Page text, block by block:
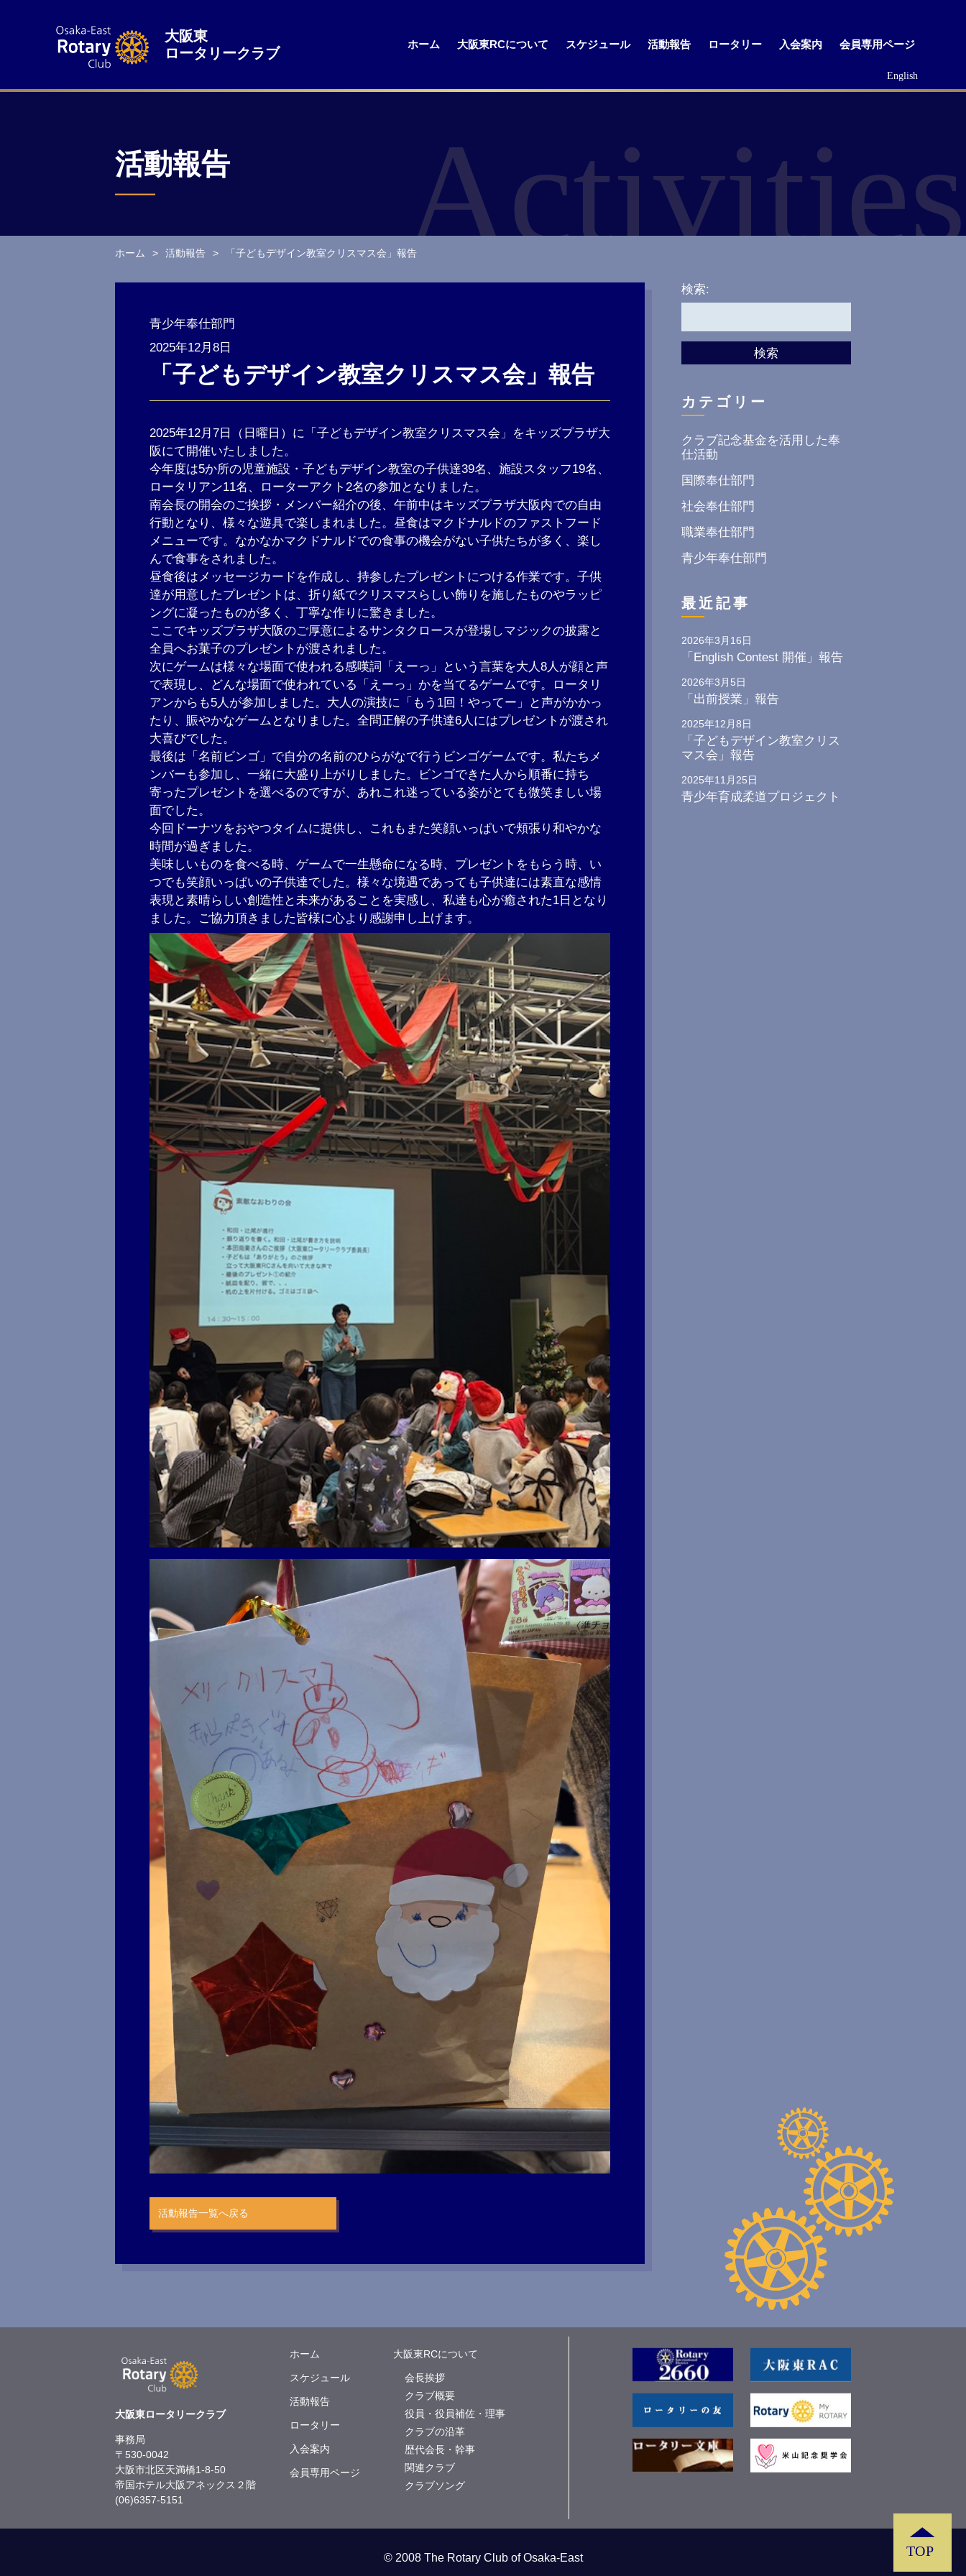
大阪東
ロータリークラブ
ホーム 大阪東RCについて スケジュール 活動報告 ロータリー 入会案内 会員専用ページ
English
活動報告 Activities
ホーム 活動報告 「子どもデザイン教室クリスマス会」報告
青少年奉仕部門
2025年12月8日
「子どもデザイン教室クリスマス会」報告
2025年12月7日（日曜日）に「子どもデザイン教室クリスマス会」をキッズプラザ大
阪にて開催いたしました。
今年度は5か所の児童施設・子どもデザイン教室の子供達39名、施設スタッフ19名、
ロータリアン11名、ローターアクト2名の参加となりました。
南会長の開会のご挨拶・メンバー紹介の後、午前中はキッズプラザ大阪内での自由
行動となり、様々な遊具で楽しまれました。昼食はマクドナルドのファストフード
メニューです。なかなかマクドナルドでの食事の機会がない子供たちが多く、楽し
んで食事をされました。
昼食後はメッセージカードを作成し、持参したプレゼントにつける作業です。子供
達が用意したプレゼントは、折り紙でクリスマスらしい飾りを施したものやラッピ
ングに凝ったものが多く、丁寧な作りに驚きました。
ここでキッズプラザ大阪のご厚意によるサンタクロースが登場しマジックの披露と
全員へお菓子のプレゼントが渡されました。
次にゲームは様々な場面で使われる感嘆詞「えーっ」という言葉を大人8人が顔と声
で表現し、どんな場面で使われている「えーっ」かを当てるゲームです。ロータリ
アンからも5人が参加しました。大人の演技に「もう1回！やってー」と声がかかっ
たり、賑やかなゲームとなりました。全問正解の子供達6人にはプレゼントが渡され
大喜びでした。
最後は「名前ビンゴ」で自分の名前のひらがなで行うビンゴゲームです。私たちメ
ンバーも参加し、一緒に大盛り上がりしました。ビンゴできた人から順番に持ち
寄ったプレゼントを選べるのですが、あれこれ迷っている姿がとても微笑ましい場
面でした。
今回ドーナツをおやつタイムに提供し、これもまた笑顔いっぱいで頬張り和やかな
時間が過ぎました。
美味しいものを食べる時、ゲームで一生懸命になる時、プレゼントをもらう時、い
つでも笑顔いっぱいの子供達でした。様々な境遇であっても子供達には素直な感情
表現と素晴らしい創造性と未来があることを実感し、私達も心が癒された1日となり
ました。ご協力頂きました皆様に心より感謝申し上げます。
活動報告一覧へ戻る
検索:
検索
カテゴリー
クラブ記念基金を活用した奉
仕活動
国際奉仕部門
社会奉仕部門
職業奉仕部門
青少年奉仕部門
最近記事
2026年3月16日
「English Contest 開催」報告
2026年3月5日
「出前授業」報告
2025年12月8日
「子どもデザイン教室クリス
マス会」報告
2025年11月25日
青少年育成柔道プロジェクト
大阪東ロータリークラブ
事務局
〒530-0042
大阪市北区天満橋1-8-50
帝国ホテル大阪アネックス２階
(06)6357-5151
ホーム
スケジュール
活動報告
ロータリー
入会案内
会員専用ページ
大阪東RCについて
会長挨拶
クラブ概要
役員・役員補佐・理事
クラブの沿革
歴代会長・幹事
関連クラブ
クラブソング
© 2008 The Rotary Club of Osaka-East